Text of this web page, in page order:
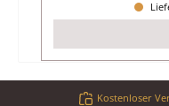
Kostenloser